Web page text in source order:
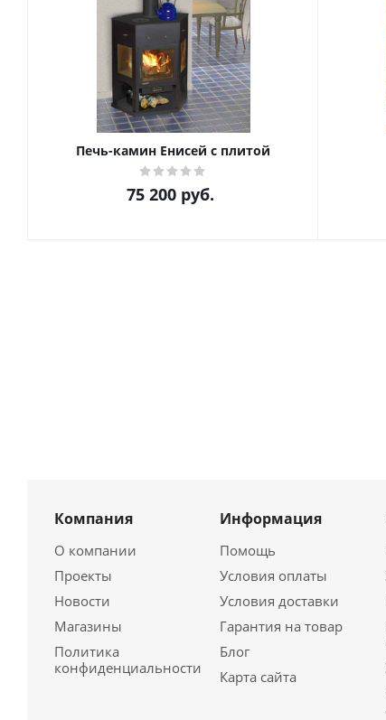
Печь-камин Енисей с плитой
75 200руб.
Компания
О компании
Проекты
Новости
Магазины
Политика
конфиденциальности
Информация
Помощь
Условия оплаты
Условия доставки
Гарантия на товар
Блог
Карта сайта